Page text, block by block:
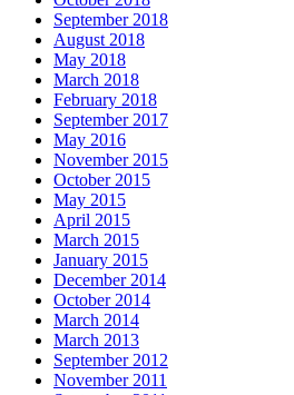
September 2018
August 2018
May 2018
March 2018
February 2018
September 2017
May 2016
November 2015
October 2015
May 2015
April 2015
March 2015
January 2015
December 2014
October 2014
March 2014
March 2013
September 2012
November 2011